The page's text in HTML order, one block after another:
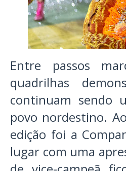
Entre passos
quadrilhas
continuam sendo
povo nordestino.
edição foi a
lugar com uma